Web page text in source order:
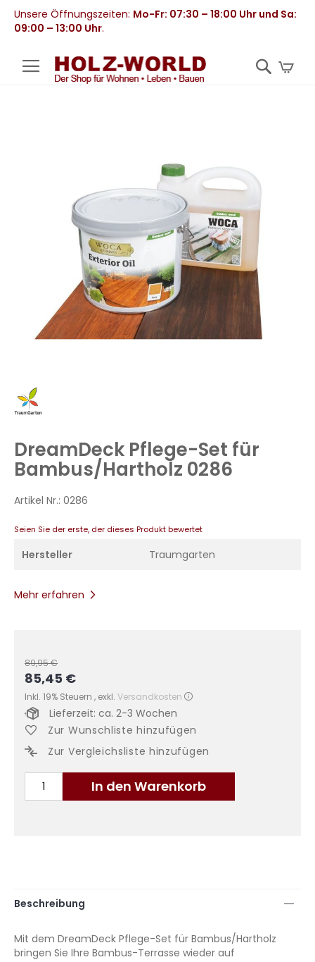
Unsere Öffnungszeiten: Mo-Fr: 07:30 – 18:00 Uhr und Sa:
09:00 – 13:00 Uhr.
Zum
Anfang
springen
DreamDeck Pflege-Set für
Bambus/Hartholz 0286
Artikel Nr.: 0286
Seien Sie der erste, der dieses Produkt bewertet
Hersteller Traumgarten
Mehr erfahren
89,95 €
Sonderangebot
85,45 €
Inkl. 19% Steuern , exkl. Versandkosten
In den Warenkorb
Lieferzeit: ca. 2-3 Wochen
Zur Wunschliste hinzufügen
Zur Vergleichsliste hinzufügen
Beschreibung
Mit dem DreamDeck Pflege-Set für Bambus/Hartholz
bringen Sie Ihre Bambus-Terrasse wieder auf